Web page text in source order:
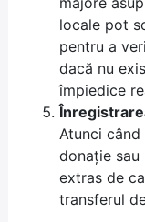
locale pot
pentru a
dacă nu
împiedice
Atunci
donație sau
extras de
transferul